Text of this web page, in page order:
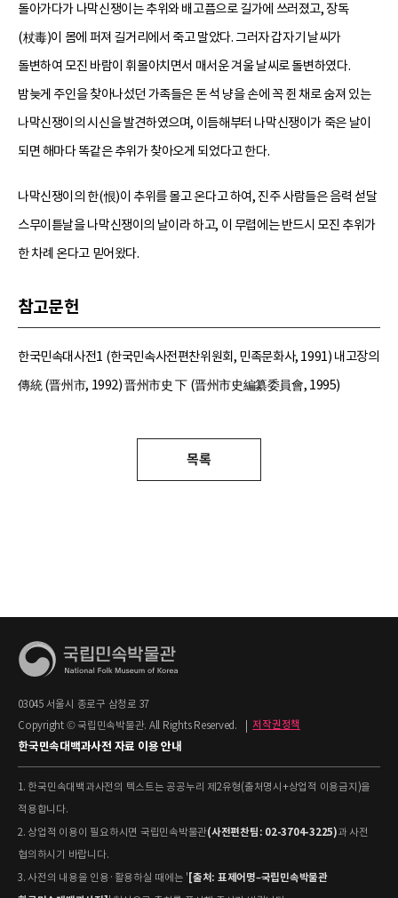
돌아가다가 나막신쟁이는 추위와 배고픔으로 길가에 쓰러졌고, 장독
(杖毒)이 몸에 퍼져 길거리에서 죽고 말았다. 그러자 갑자기 날씨가
돌변하여 모진 바람이 휘몰아치면서 매서운 겨울 날씨로 돌변하였다.
밤늦게 주인을 찾아나섰던 가족들은 돈 석 냥을 손에 꼭 쥔 채로 숨져 있는
나막신쟁이의 시신을 발견하였으며, 이듬해부터 나막신쟁이가 죽은 날이
되면 해마다 똑같은 추위가 찾아오게 되었다고 한다.
나막신쟁이의 한(恨)이 추위를 몰고 온다고 하여, 진주 사람들은 음력 섣달
스무이튿날을 나막신쟁이의 날이라 하고, 이 무렵에는 반드시 모진 추위가
한 차례 온다고 믿어왔다.
참고문헌
한국민속대사전1 (한국민속사전편찬위원회, 민족문화사, 1991) 내고장의
傳統 (晋州市, 1992) 晋州市史 下 (晋州市史編纂委員會, 1995)
목록
03045 서울시 종로구 삼청로 37
Copyright © 국립민속박물관. All Rights Reserved.
저작권정책
한국민속대백과사전 자료 이용 안내
1. 한국민속대백과사전의 텍스트는 공공누리 제2유형(출처명시+상업적 이용금지)을
적용합니다.
2. 상업적 이용이 필요하시면 국립민속박물관(사전편찬팀: 02-3704-3225)과 사전
협의하시기 바랍니다.
3. 사전의 내용을 인용·활용하실 때에는 '[출처: 표제어명–국립민속박물관